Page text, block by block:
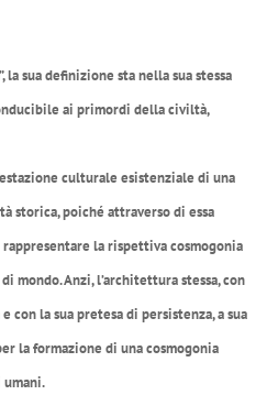
la sua definizione sta nella sua stessa
ai primordi della civiltà,
culturale esistenziale di una
storica, poiché attraverso di essa
rappresentare la rispettiva cosmogonia
mondo. Anzi, l’architettura stessa, con
con la sua pretesa di persistenza, a sua
la formazione di una cosmogonia
umani.